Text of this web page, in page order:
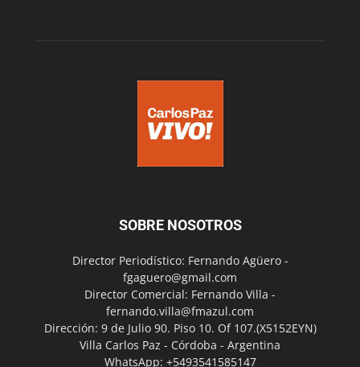
SOBRE NOSOTROS
Director Periodístico: Fernando Agüero -
fgaguero@gmail.com
Director Comercial: Fernando Villa -
fernando.villa@fmazul.com
Dirección: 9 de Julio 90. Piso 10. Of 107.(X5152EYN)
Villa Carlos Paz - Córdoba - Argentina
WhatsApp: +5493541585147